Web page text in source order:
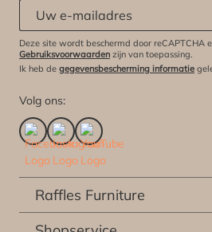
Deze site wordt beschermd door reCAPTCHA
Gebruiksvoorwaarden zijn van toepassing.
Ik heb de gegevensbescherming informatie
Volg ons:
Raffles Furniture